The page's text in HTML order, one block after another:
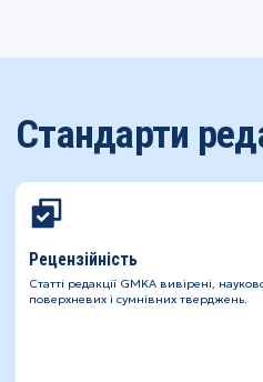
Стандарти
Рецензійність
Статті редакції GMKA вивірені,
поверхневих і сумнівних тверджень.